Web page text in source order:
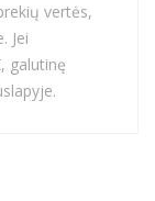
vertės,
Jei
galutinę